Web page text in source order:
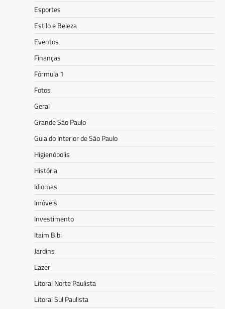
Esportes
Estilo e Beleza
Eventos
Finanças
Fórmula 1
Fotos
Geral
Grande São Paulo
Guia do Interior de São Paulo
Higienópolis
História
Idiomas
Imóveis
Investimento
Itaim Bibi
Jardins
Lazer
Litoral Norte Paulista
Litoral Sul Paulista